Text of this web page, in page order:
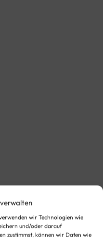
wir Technologien wie
und/oder darauf
zustimmst, können wir Daten wie